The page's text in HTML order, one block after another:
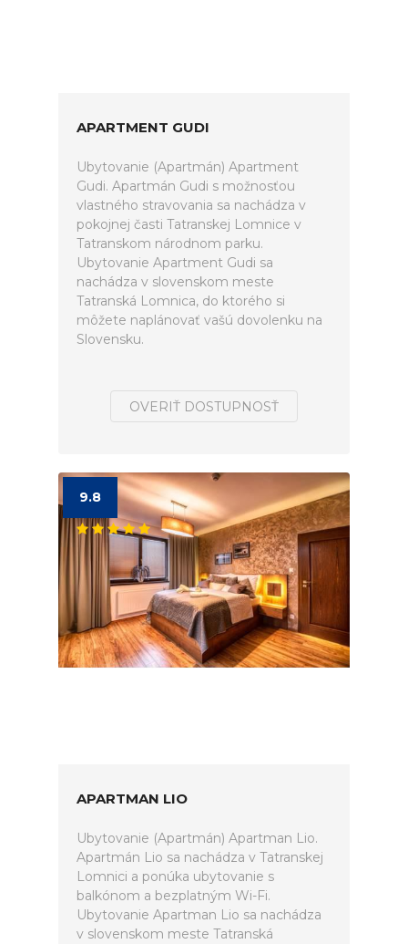
APARTMENT GUDI
Ubytovanie (Apartmán) Apartment
Gudi. Apartmán Gudi s možnosťou
vlastného stravovania sa nachádza v
pokojnej časti Tatranskej Lomnice v
Tatranskom národnom parku.
Ubytovanie Apartment Gudi sa
nachádza v slovenskom meste
Tatranská Lomnica, do ktorého si
môžete naplánovať vašú dovolenku na
Slovensku.
OVERIŤ DOSTUPNOSŤ
9.8
APARTMAN LIO
Ubytovanie (Apartmán) Apartman Lio.
Apartmán Lio sa nachádza v Tatranskej
Lomnici a ponúka ubytovanie s
balkónom a bezplatným Wi-Fi.
Ubytovanie Apartman Lio sa nachádza
v slovenskom meste Tatranská